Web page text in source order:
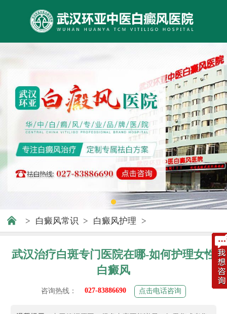
> 白癜风常识 > 白癜风护理 >
武汉治疗白斑专门医院在哪-如何护理女性
白癜风
咨询热线： 027-83886690 点击电话咨询